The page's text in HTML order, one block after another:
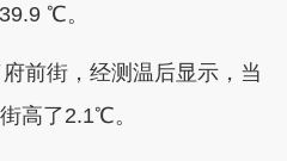
℃。
街，经测温后显示，当
高了2.1℃。